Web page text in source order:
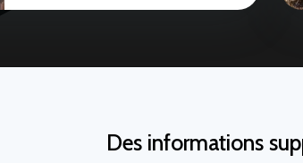
Des informations